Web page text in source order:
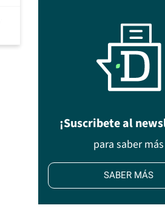
¡Suscribete al
para saber más
SABER MÁS